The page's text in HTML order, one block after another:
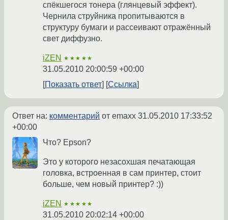
спёкшегося тонера (глянцевый эффект).
Чернила струйника пропитываются в
структуру бумаги и рассеивают отражённый
свет диффузно.
iZEN ★★★★★
31.05.2010 20:00:59 +00:00
Показать ответ
Ссылка
Ответ на: комментарий от emaxx 31.05.2010 17:33:52
+00:00
Что? Epson?
Это у которого незасохшая печатающая
головка, встроенная в сам принтер, стоит
больше, чем новый принтер? :))
iZEN ★★★★★
31.05.2010 20:02:14 +00:00